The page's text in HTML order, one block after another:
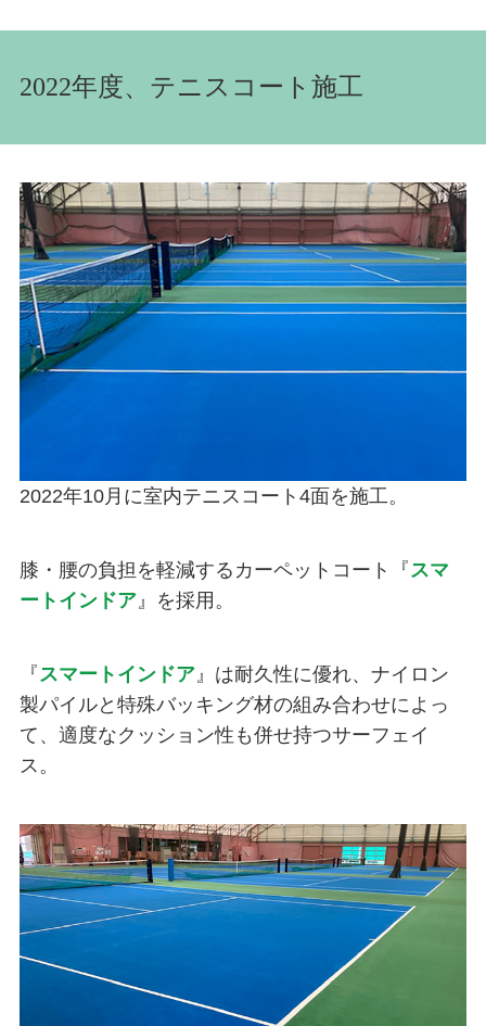
2022年度、テニスコート施工
2022年10月に室内テニスコート4面を施工。
膝・腰の負担を軽減するカーペットコート『スマ
ートインドア』を採用。
『スマートインドア』は耐久性に優れ、ナイロン
製パイルと特殊バッキング材の組み合わせによっ
て、適度なクッション性も併せ持つサーフェイ
ス。